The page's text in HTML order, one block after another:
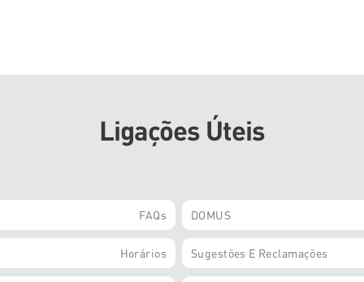
Ligações Úteis
FAQs DOMUS
Horários Sugestões E Reclamações